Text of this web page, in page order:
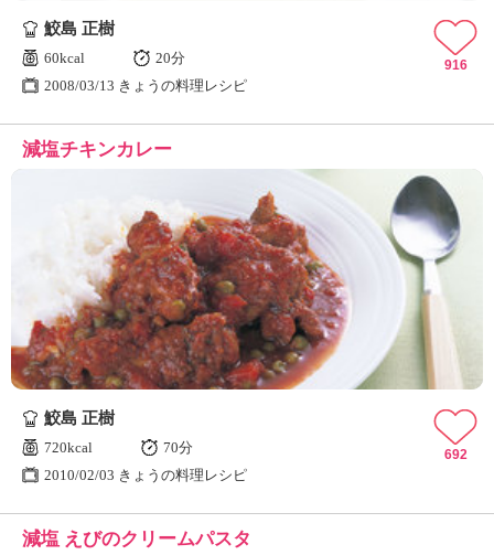
鮫島 正樹
60kcal
20分
2008/03/13 きょうの料理レシピ
916
減塩チキンカレー
鮫島 正樹
720kcal
70分
2010/02/03 きょうの料理レシピ
692
減塩 えびのクリームパスタ